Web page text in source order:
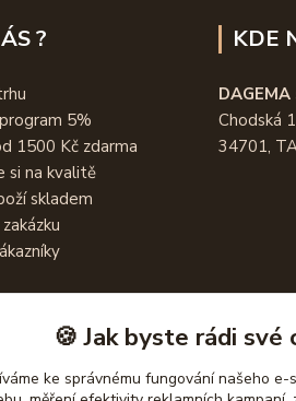
?
5%
1500 Kč zdarma
si na kvalitě
skladem
KDE
DAGEMA
Chodská
34701,
🍪 Jak byste rádi své
ke správnému fungování našeho